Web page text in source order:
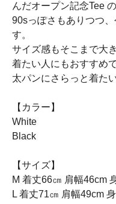
んだオープン記念Tee
90sっぽさもありつつ
す。
サイズ感もそこまで大
着たい人にもおすすめで
太パンにさらっと着た
【カラー】
White
Black
【サイズ】
M 着丈66㎝ 肩幅46cm
L 着丈71㎝ 肩幅49cm